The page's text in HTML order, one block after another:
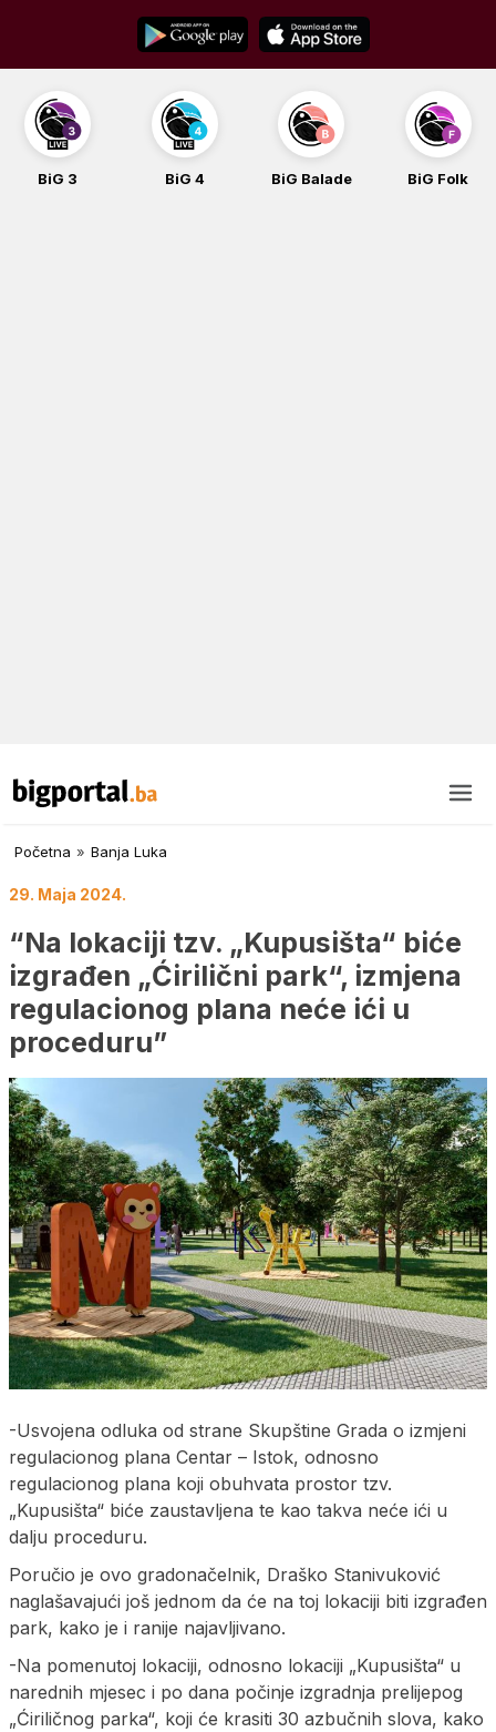
content
BiG 3 BiG 4 BiG Balade BiG Folk
Početna » Banja Luka
29. Maja 2024.
“Na lokaciji tzv. „Kupusišta“ biće
izgrađen „Ćirilični park“, izmjena
regulacionog plana neće ići u
proceduru”
-Usvojena odluka od strane Skupštine Grada o izmjeni
regulacionog plana Centar – Istok, odnosno
regulacionog plana koji obuhvata prostor tzv.
„Kupusišta“ biće zaustavljena te kao takva neće ići u
dalju proceduru.
Poručio je ovo gradonačelnik, Draško Stanivuković
naglašavajući još jednom da će na toj lokaciji biti izgrađen
park, kako je i ranije najavljivano.
-Na pomenutoj lokaciji, odnosno lokaciji „Kupusišta“ u
narednih mjesec i po dana počinje izgradnja prelijepog
„Ćiriličnog parka“, koji će krasiti 30 azbučnih slova, kako